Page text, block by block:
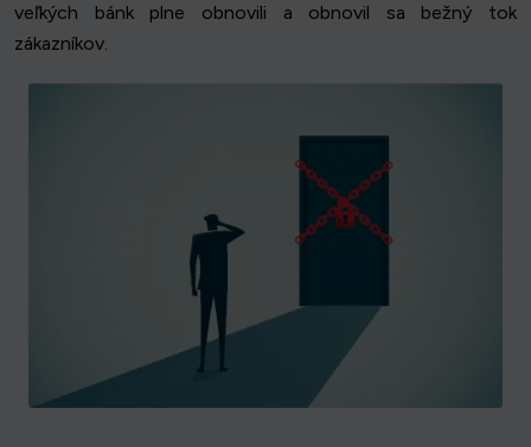
veľkých bánk plne obnovili a obnovil sa bežný tok
zákazníkov.